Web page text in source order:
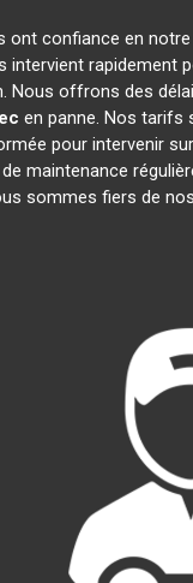
ont confiance en
intervient rapidement
offrons des
en panne. Nos tarifs
pour intervenir
maintenance
sommes fiers de